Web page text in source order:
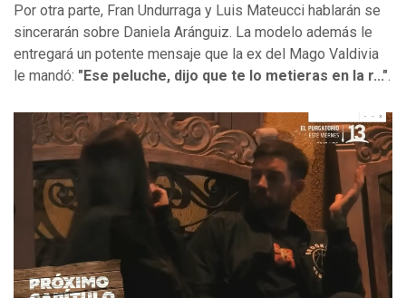
Por otra parte, Fran Undurraga y Luis Mateucci hablarán se
sincerarán sobre Daniela Aránguiz. La modelo además le
entregará un potente mensaje que la ex del Mago Valdivia
le mandó: "Ese peluche, dijo que te lo metieras en la r...".